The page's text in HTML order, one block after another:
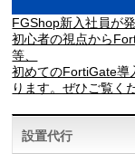
FGShop新入社員が
初心者の視点から
等、
初めてのFortiGate導
ります。ぜひご覧く
設置代行